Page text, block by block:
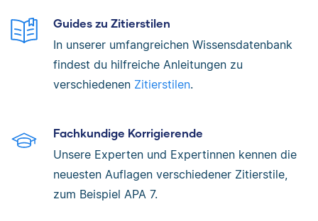
Guides zu Zitierstilen
In unserer umfangreichen Wissensdatenbank
findest du hilfreiche Anleitungen zu
verschiedenen Zitierstilen.
Fachkundige Korrigierende
Unsere Experten und Expertinnen kennen die
neuesten Auflagen verschiedener Zitierstile,
zum Beispiel APA 7.